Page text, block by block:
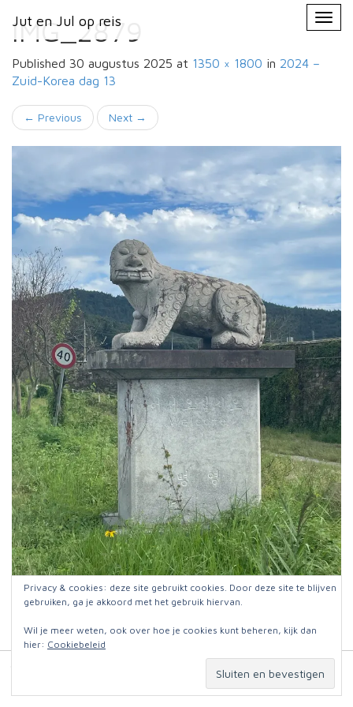
Jut en Jul op reis
Primary
Menu
Jut en Jul op reis
IMG_2879
Published 30 augustus 2025 at 1350 × 1800 in 2024 –
Zuid-Korea dag 13
← Previous Next →
Tja wat zou het zijn?
Privacy & cookies: deze site gebruikt cookies. Door deze site te blijven
gebruiken, ga je akkoord met het gebruik hiervan.
Wil je meer weten, ook over hoe je cookies kunt beheren, kijk dan
hier: Cookiebeleid